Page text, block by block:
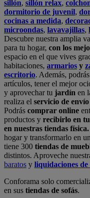
sillón, sillón relax,
dormitorio de juvenil,
cocinas a medida,
microondas, lavavajillas,
Descubre nuestra amplia
para tu hogar, con los
espacio en el que vives
habitaciones, armarios y
escritorio. Además,
artículos, tener el mejor
y aprovechar tu jardín en
realiza el servicio de
Podrás comprar online
productos y recibirlo en
en nuestras tiendas física.
hogar y transformarlo en
tiene 300 tiendas de
distintos. Aproveche
baratos y liquidaciones de
Conforama solo
en sus tiendas de sofás.